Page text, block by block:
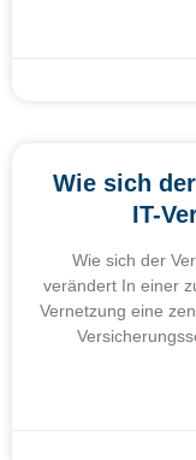
Wie sich
IT-
Wie sich der
verändert In einer
Vernetzung eine